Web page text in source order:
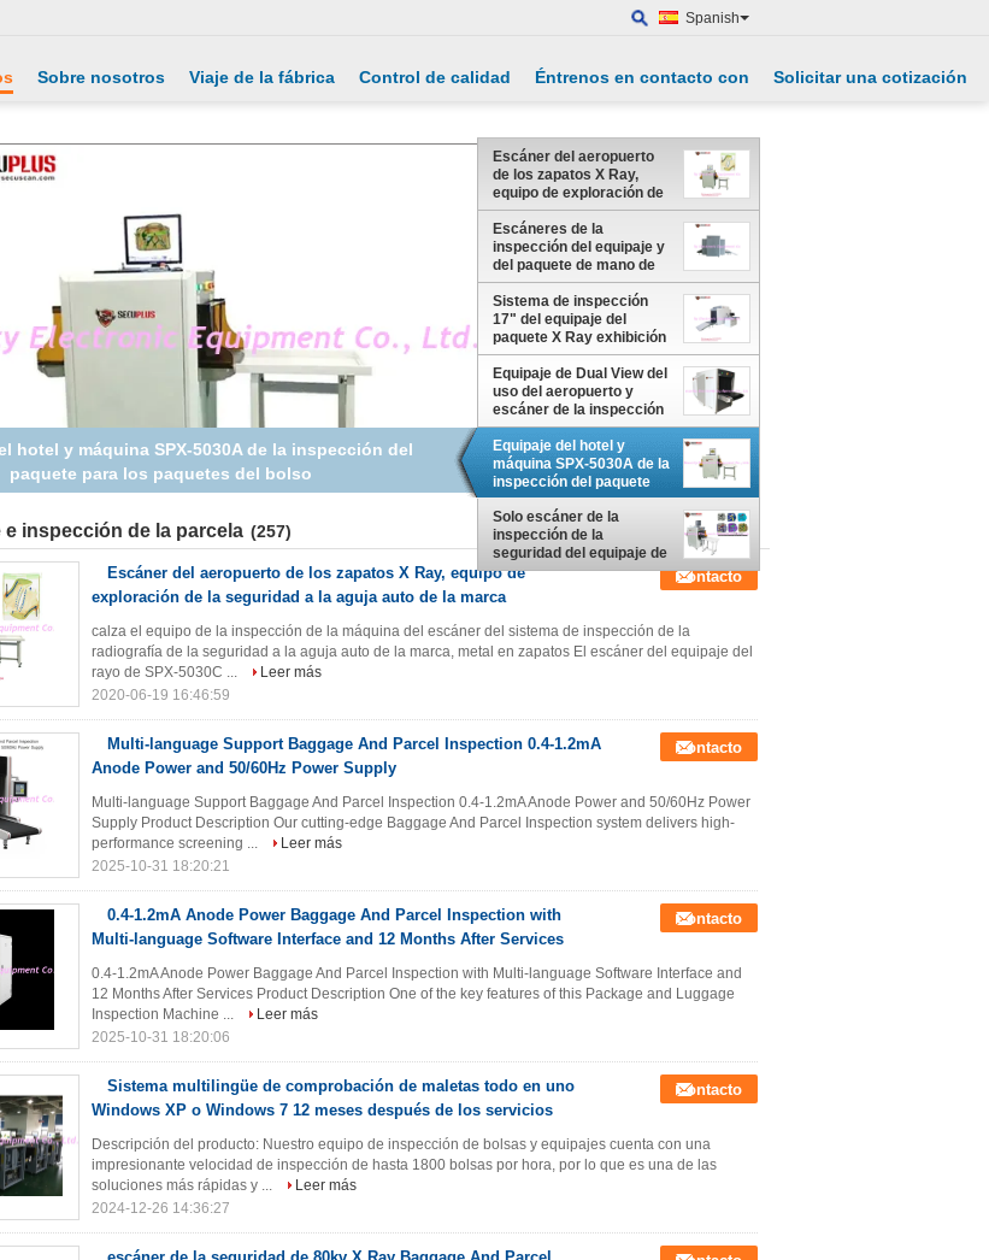
Spanish
Sobre nosotros Viaje de la fábrica Control de calidad Éntrenos en contacto con Solicitar una cotización
hotel y máquina SPX-5030A de la inspección del
paquete para los paquetes del bolso
Escáner del aeropuerto
de los zapatos X Ray,
equipo de exploración de
la seguridad a la aguja
auto de la marca
Escáneres de la
inspección del equipaje y
del paquete de mano de
Dual View para
comprobar los explosivos
de las armas en ejército
Sistema de inspección
17" del equipaje del
paquete X Ray exhibición
del monitor para
Warehouse/el puerto
Equipaje de Dual View del
uso del aeropuerto y
escáner de la inspección
del paquete con dos
generadores
Equipaje del hotel y
máquina SPX-5030A de la
inspección del paquete
para los paquetes del
bolso
Solo escáner de la
inspección de la
seguridad del equipaje de
la energía X Ray para el
comercial
e inspección de la parcela (257)
Escáner del aeropuerto de los zapatos X Ray, equipo de
exploración de la seguridad a la aguja auto de la marca
Contacto
calza el equipo de la inspección de la máquina del escáner del sistema de inspección de la
radiografía de la seguridad a la aguja auto de la marca, metal en zapatos El escáner del equipaje del
rayo de SPX-5030C ...
Leer más
2020-06-19 16:46:59
Multi-language Support Baggage And Parcel Inspection 0.4-1.2mA
Anode Power and 50/60Hz Power Supply
Contacto
Multi-language Support Baggage And Parcel Inspection 0.4-1.2mA Anode Power and 50/60Hz Power
Supply Product Description Our cutting-edge Baggage And Parcel Inspection system delivers high-
performance screening ...
Leer más
2025-10-31 18:20:21
0.4-1.2mA Anode Power Baggage And Parcel Inspection with
Multi-language Software Interface and 12 Months After Services
Contacto
0.4-1.2mA Anode Power Baggage And Parcel Inspection with Multi-language Software Interface and
12 Months After Services Product Description One of the key features of this Package and Luggage
Inspection Machine ...
Leer más
2025-10-31 18:20:06
Sistema multilingüe de comprobación de maletas todo en uno
Windows XP o Windows 7 12 meses después de los servicios
Contacto
Descripción del producto: Nuestro equipo de inspección de bolsas y equipajes cuenta con una
impresionante velocidad de inspección de hasta 1800 bolsas por hora, por lo que es una de las
soluciones más rápidas y ...
Leer más
2024-12-26 14:36:27